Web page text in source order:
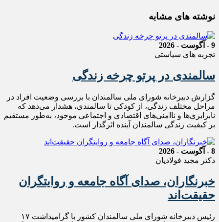
نوشته های مشابه
9 - آگوست - 2026
تجربه های سیاستی
سالمندی در پرتو چرخه زندگی
گزارش دبیرخانه شورای ملی سالمندان با بررسی وضعیت افراد در
مراحل مختلف زندگی، از کودکی تا سالمندی، هشدار می‌دهد که
نابرابری‌ها و ناامنی‌های اقتصادی و اجتماعی موجود، به‌طور مستقیم
بر کیفیت زندگی سالمندان آینده اثرگذار است.
8 - آگوست - 2026
دکتر مجید فولادیان
خبرنگاران، صدای آگاه جامعه و روایتگران
حقیقت‌اند
رئیس دبیرخانه شورای ملی سالمندان کشور با گرامیداشت ۱۷